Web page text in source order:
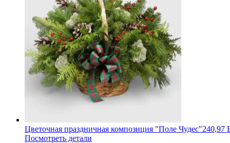
Цветочная праздничная композиция "Поле Чудес"240,97
Посмотреть детали